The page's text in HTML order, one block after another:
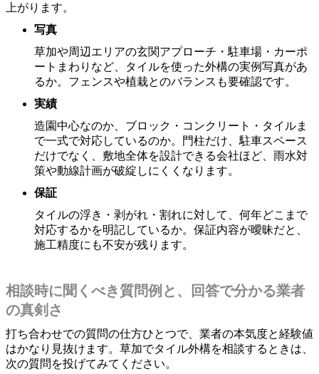
上がります。
写真
草加や周辺エリアの玄関アプローチ・駐車場・カーポ
ートまわりなど、タイルを使った外構の実例写真があ
るか。フェンスや植栽とのバランスも要確認です。
実績
造園中心なのか、ブロック・コンクリート・タイルま
で一式で対応しているのか。門柱だけ、駐車スペース
だけでなく、敷地全体を設計できる会社ほど、雨水対
策や動線計画が破綻しにくくなります。
保証
タイルの浮き・剥がれ・割れに対して、何年どこまで
対応するかを明記しているか。保証内容が曖昧だと、
施工精度にも不安が残ります。
相談時に聞くべき質問例と、回答で分かる業者
の真剣さ
打ち合わせでの質問の仕方ひとつで、業者の本気度と経験値
はかなり見抜けます。草加でタイル外構を相談するときは、
次の質問を投げてみてください。